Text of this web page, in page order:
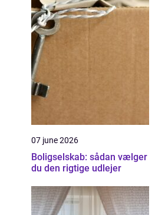
07 june 2026
Boligselskab: sådan vælger
du den rigtige udlejer